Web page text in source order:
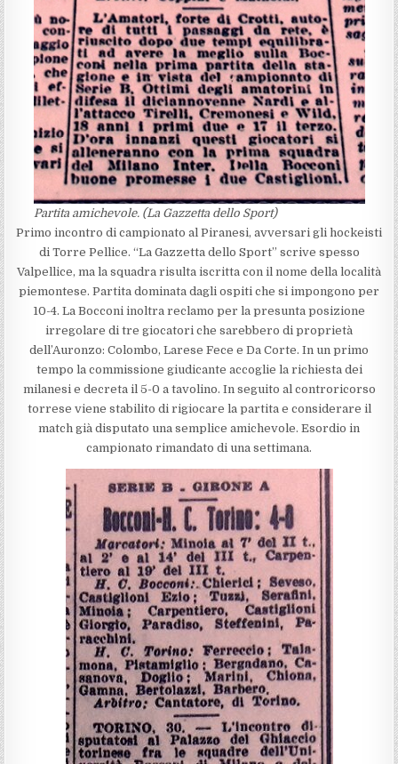
Partita amichevole. (La Gazzetta dello Sport)
Primo incontro di campionato al Piranesi, avversari gli hockeisti
di Torre Pellice. “La Gazzetta dello Sport” scrive spesso
Valpellice, ma la squadra risulta iscritta con il nome della località
piemontese. Partita dominata dagli ospiti che si impongono per
10-4. La Bocconi inoltra reclamo per la presunta posizione
irregolare di tre giocatori che sarebbero di proprietà
dell’Auronzo: Colombo, Larese Fece e Da Corte. In un primo
tempo la commissione giudicante accoglie la richiesta dei
milanesi e decreta il 5-0 a tavolino. In seguito al controricorso
torrese viene stabilito di rigiocare la partita e considerare il
match già disputato una semplice amichevole. Esordio in
campionato rimandato di una settimana.